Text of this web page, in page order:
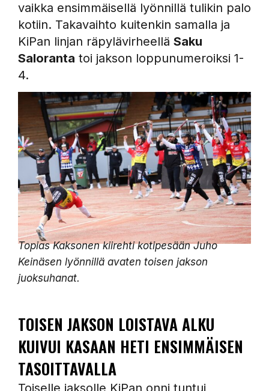
vaikka ensimmäisellä lyönnillä tulikin palo
kotiin. Takavaihto kuitenkin samalla ja
KiPan linjan räpylävirheellä Saku
Saloranta toi jakson loppunumeroiksi 1-
4.
Topias Kaksonen kiirehti kotipesään Juho
Keinäsen lyönnillä avaten toisen jakson
juoksuhanat.
TOISEN JAKSON LOISTAVA ALKU
KUIVUI KASAAN HETI ENSIMMÄISEN
TASOITTAVALLA
Toiselle jaksolle KiPan onni tuntui